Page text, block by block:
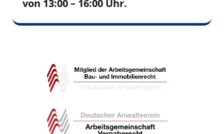
von 13:00 – 16:00 Uhr.